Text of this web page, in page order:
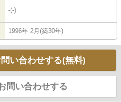
-(-)
1996年 2月(築30年)
い合わせする(無料)
問い合わせする